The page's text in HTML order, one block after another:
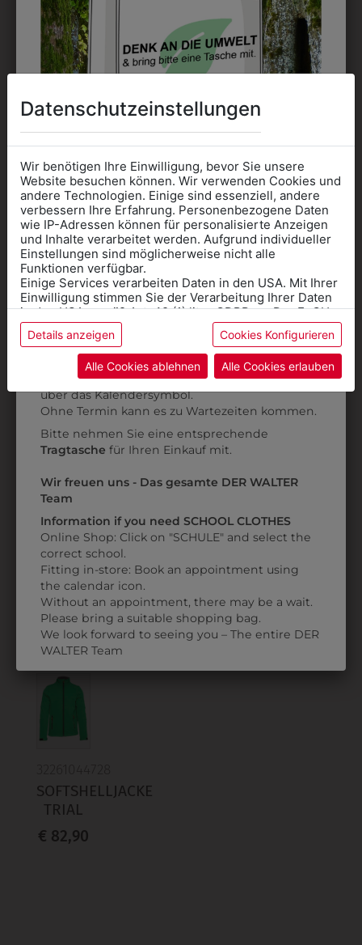
Perfekt für große Logos und für kleine Details, jedoch
kostet jede Farbe extra und ist erst ab 12 Stück
möglich. Waschbar bis zu 60°C.
DAS KÖNNTE IHNEN
AUCH GEFALLEN
365132
REGENJACKE
UNGEFÜTTERT
€ 17,90
302091018
ORANGE
ZULETZT ANGESEHEN
SOFTSHELLJACKE
TRIAL
€ 82,90
Datenschutzeinstellungen
Wir benötigen Ihre Einwilligung, bevor Sie unsere
Website besuchen können. Wir verwenden Cookies und
andere Technologien. Einige sind essenziell, andere
verbessern Ihre Erfahrung. Personenbezogene Daten
wie IP-Adressen können für personalisierte Anzeigen
und Inhalte verarbeitet werden. Aufgrund individueller
Einstellungen sind möglicherweise nicht alle
Funktionen verfügbar.
Einige Services verarbeiten Daten in den USA. Mit Ihrer
Einwilligung stimmen Sie der Verarbeitung Ihrer Daten
in den USA gemäß Art. 49 (1) lit. a GDPR zu. Der EuGH
stuft die USA als Land mit unzureichendem Datenschutz
ein, und es besteht das Risiko, dass US-Behörden
Daten ohne Klagemöglichkeit für Europäer überwachen.
Datenschutzerklärungbzw. im
Details anzeigen Cookies Konfigurieren
Alle Cookies ablehnen Alle Cookies erlauben
Informationen wenn Sie
Kleidung
für die SCHULE
benötigen
Online Shop: Klick auf SCHULE in der
Kategorie und die richtige Schule auswählen.
AnprobeVorort im Geschäft: Termin buchen
über das Kalendersymbol.
Ohne Termin kann es zu Wartezeiten kommen.
Bitte nehmen Sie eine entsprechende
Tragtasche für Ihren Einkauf mit.
Wir freuen uns - Das gesamte DER WALTER
Team
Information if you need SCHOOL CLOTHES
Online Shop: Click on "SCHULE" and select the
correct school.
Fitting in-store: Book an appointment using
the calendar icon.
Without an appointment, there may be a wait.
Please bring a suitable shopping bag.
We look forward to seeing you – The entire DER
WALTER Team